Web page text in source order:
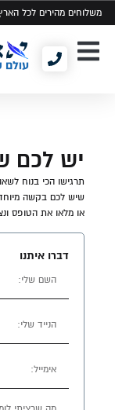
משלוחים מהירים לכל
יש לכם
תרגישו הכי בנוח
שיש לכם בקשה
או מלאו את הטופס
דברו איתנו